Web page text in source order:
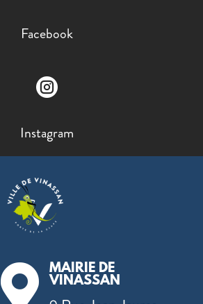
Facebook

Instagram

MAIRIE DE
VINASSAN